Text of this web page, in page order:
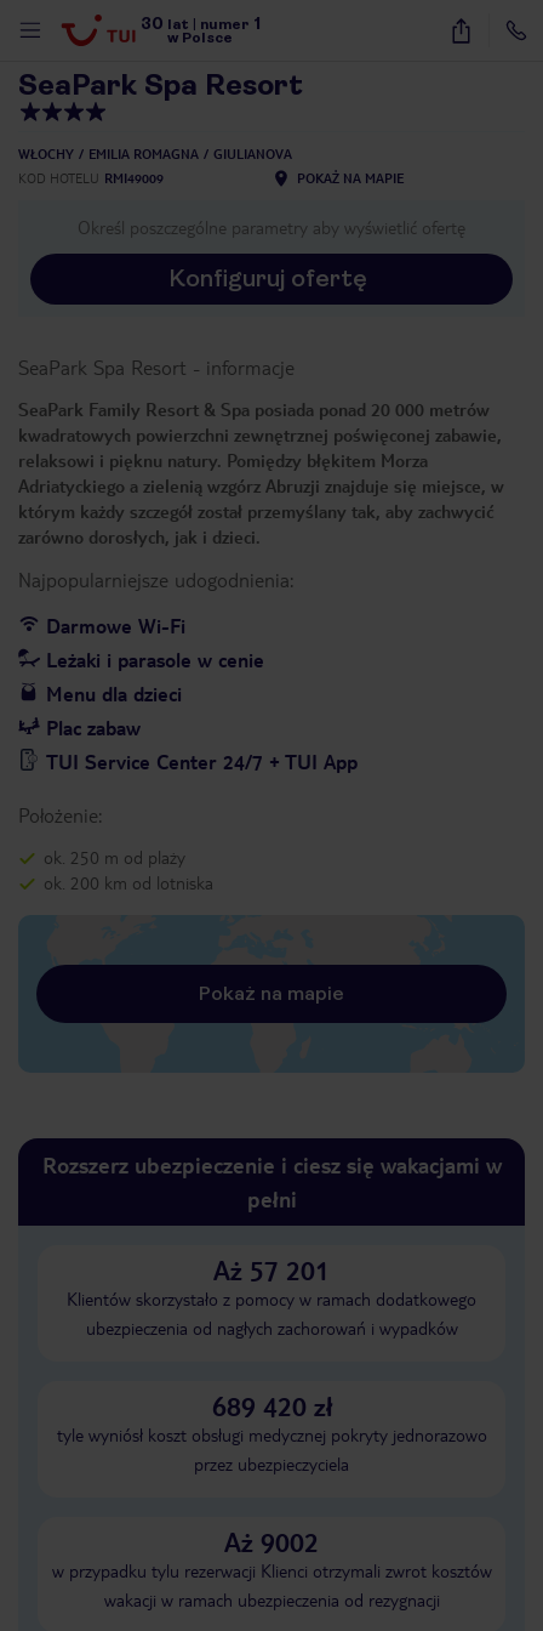
30 lat numer 1
w Polsce
12
SeaPark Spa Resort
WŁOCHY EMILIA ROMAGNA
GIULIANOVA
KOD HOTELU RMI49009 POKAŻ NA MAPIE
Określ poszczególne parametry aby wyświetlić ofertę
Konfiguruj ofertę
SeaPark Spa Resort - informacje
SeaPark Family Resort & Spa posiada ponad 20 000 metrów
kwadratowych powierzchni zewnętrznej poświęconej zabawie,
relaksowi i pięknu natury. Pomiędzy błękitem Morza
Adriatyckiego a zielenią wzgórz Abruzji znajduje się miejsce, w
którym każdy szczegół został przemyślany tak, aby zachwycić
zarówno dorosłych, jak i dzieci.
Najpopularniejsze udogodnienia:
Darmowe Wi-Fi
Leżaki i parasole w cenie
Menu dla dzieci
Plac zabaw
TUI Service Center 24/7 + TUI App
Położenie:
ok. 250 m od plaży
ok. 200 km od lotniska
Pokaż na mapie
Rozszerz ubezpieczenie i ciesz się wakacjami w
pełni
Aż 57 201
Klientów skorzystało z pomocy w ramach dodatkowego
ubezpieczenia od nagłych zachorowań i wypadków
689 420 zł
tyle wyniósł koszt obsługi medycznej pokryty jednorazowo
przez ubezpieczyciela
Aż 9002
w przypadku tylu rezerwacji Klienci otrzymali zwrot kosztów
wakacji w ramach ubezpieczenia od rezygnacji